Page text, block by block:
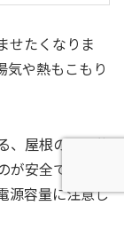
せたくなりま
気や熱もこもり
、屋根のある施
安全です。ど
源容量に注意し